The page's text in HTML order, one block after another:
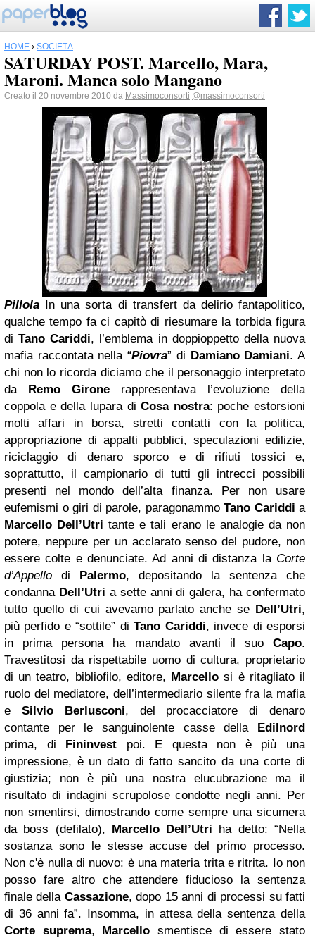
HOME › SOCIETÀ
SATURDAY POST. Marcello, Mara,
Maroni. Manca solo Mangano
Creato il 20 novembre 2010 da Massimoconsorti @massimoconsorti
Pillola In una sorta di transfert da delirio fantapolitico,
qualche tempo fa ci capitò di riesumare la torbida figura
diTano Cariddi, l’emblema in doppioppetto della nuova
mafia raccontata nella “Piovra” di Damiano Damiani. A
chi non lo ricorda diciamo che il personaggio interpretato
da Remo Girone rappresentava l’evoluzione della
coppola e della lupara diCosa nostra: poche estorsioni
molti affari in borsa, stretti contatti con la politica,
appropriazione di appalti pubblici, speculazioni edilizie,
riciclaggio di denaro sporco e di rifiuti tossici e,
soprattutto, il campionario di tutti gli intrecci possibili
presenti nel mondo dell’alta finanza. Per non usare
eufemismi o giri di parole, paragonammo Tano Cariddi a
Marcello Dell’Utri tante e tali erano le analogie da non
potere, neppure per un acclarato senso del pudore, non
essere colte e denunciate. Ad anni di distanza laCorte
d’Appello di Palermo, depositando la sentenza che
condannaDell’Utri a sette anni di galera, ha confermato
tutto quello di cui avevamo parlato anche se Dell’Utri,
più perfido e “sottile” diTano Cariddi, invece di esporsi
in prima persona ha mandato avanti il suo Capo.
Travestitosi da rispettabile uomo di cultura, proprietario
di un teatro, bibliofilo, editore, Marcellosi è ritagliato il
ruolo del mediatore, dell’intermediario silente fra la mafia
e Silvio Berlusconi, del procacciatore di denaro
contante per le sanguinolente casse della Edilnord
prima, di Fininvest poi. E questa non è più una
impressione, è un dato di fatto sancito da una corte di
giustizia; non è più una nostra elucubrazione ma il
risultato di indagini scrupolose condotte negli anni. Per
non smentirsi, dimostrando come sempre una sicumera
da boss (defilato), Marcello Dell’Utri ha detto: “Nella
sostanza sono le stesse accuse del primo processo.
Non c'è nulla di nuovo: è una materia trita e ritrita. Io non
posso fare altro che attendere fiducioso la sentenza
finale della Cassazione, dopo 15 anni di processi su fatti
di 36 anni fa”. Insomma, in attesa della sentenza della
Corte suprema, Marcellosmentisce di essere stato